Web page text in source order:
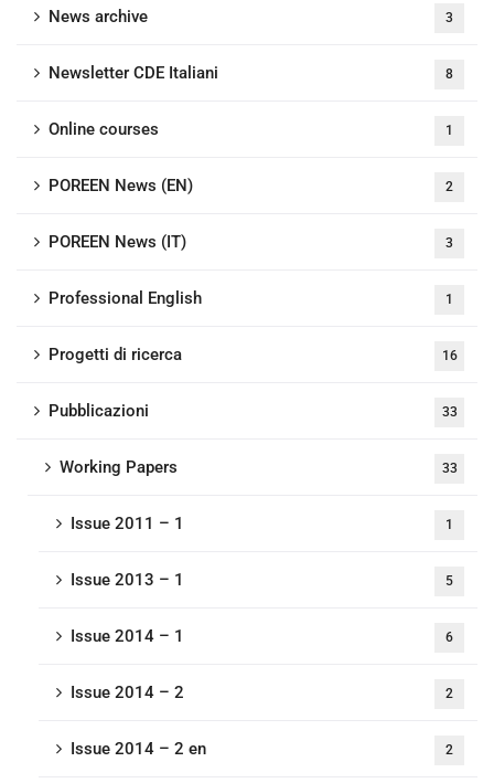
News archive 3
Newsletter CDE Italiani 8
Online courses 1
POREEN News (EN) 2
POREEN News (IT) 3
Professional English 1
Progetti di ricerca 16
Pubblicazioni 33
Working Papers 33
Issue 2011 – 1 1
Issue 2013 – 1 5
Issue 2014 – 1 6
Issue 2014 – 2 2
Issue 2014 – 2 en 2